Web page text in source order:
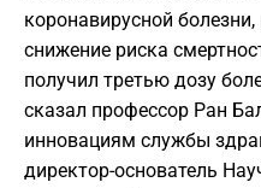
коронавирусной
снижение риска
получил третью дозу
сказал профессор Ран
инновациям службы
директор-основатель